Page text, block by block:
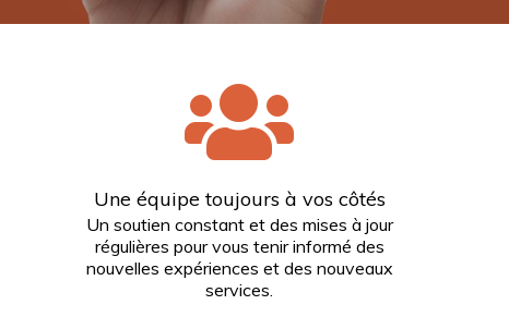
Une équipe toujours à vos côtés
Un soutien constant et des mises à jour
régulières pour vous tenir informé des
nouvelles expériences et des nouveaux
services.